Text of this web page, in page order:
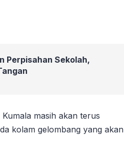
Perpisahan Sekolah,
masih akan terus
kolam gelombang yang akan